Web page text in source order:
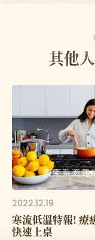
其他
2022.12.19
寒流低溫特報! 療
快速上桌